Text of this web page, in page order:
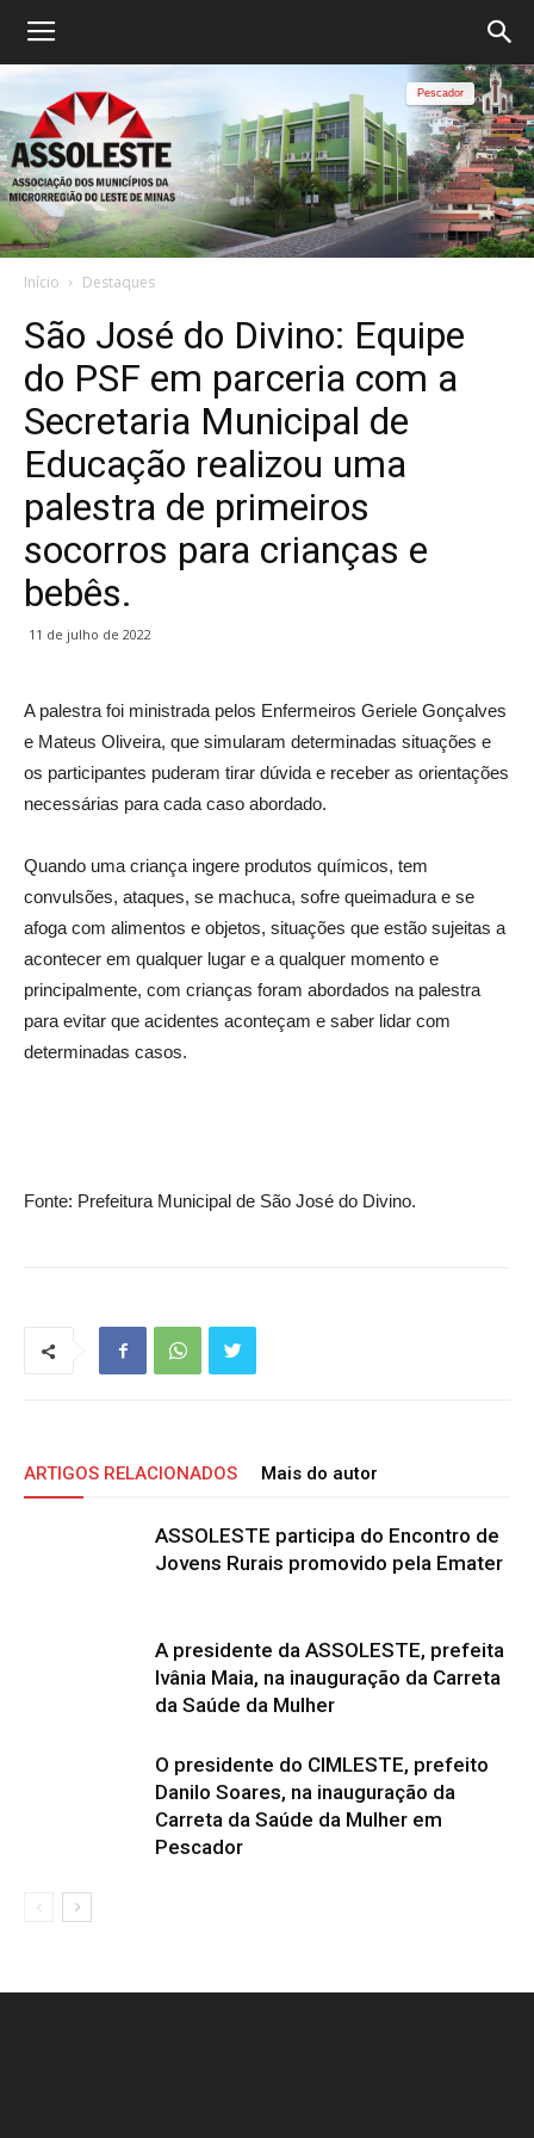
Pescador
Início Destaques
São José do Divino: Equipe
do PSF em parceria com a
Secretaria Municipal de
Educação realizou uma
palestra de primeiros
socorros para crianças e
bebês.
11 de julho de 2022
A palestra foi ministrada pelos Enfermeiros Geriele Gonçalves
e Mateus Oliveira, que simularam determinadas situações e
os participantes puderam tirar dúvida e receber as orientações
necessárias para cada caso abordado.
Quando uma criança ingere produtos químicos, tem
convulsões, ataques, se machuca, sofre queimadura e se
afoga com alimentos e objetos, situações que estão sujeitas a
acontecer em qualquer lugar e a qualquer momento e
principalmente, com crianças foram abordados na palestra
para evitar que acidentes aconteçam e saber lidar com
determinadas casos.
Fonte: Prefeitura Municipal de São José do Divino.
ARTIGOS RELACIONADOS Mais do autor
ASSOLESTE participa do Encontro de
Jovens Rurais promovido pela Emater
A presidente da ASSOLESTE, prefeita
Ivânia Maia, na inauguração da Carreta
da Saúde da Mulher
O presidente do CIMLESTE, prefeito
Danilo Soares, na inauguração da
Carreta da Saúde da Mulher em
Pescador